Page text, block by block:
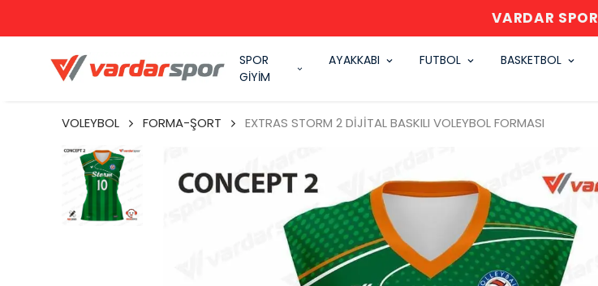
VARDAR SPOR
SPOR
GİYİM
AYAKKABI FUTBOL BASKETBOL
VOLEYBOL FORMA-ŞORT EXTRAS STORM 2 DİJİTAL BASKILI VOLEYBOL FORMASI